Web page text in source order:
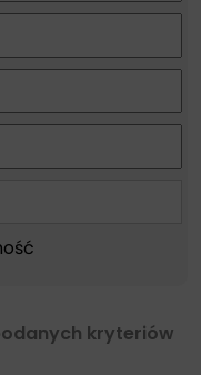
kryteriów